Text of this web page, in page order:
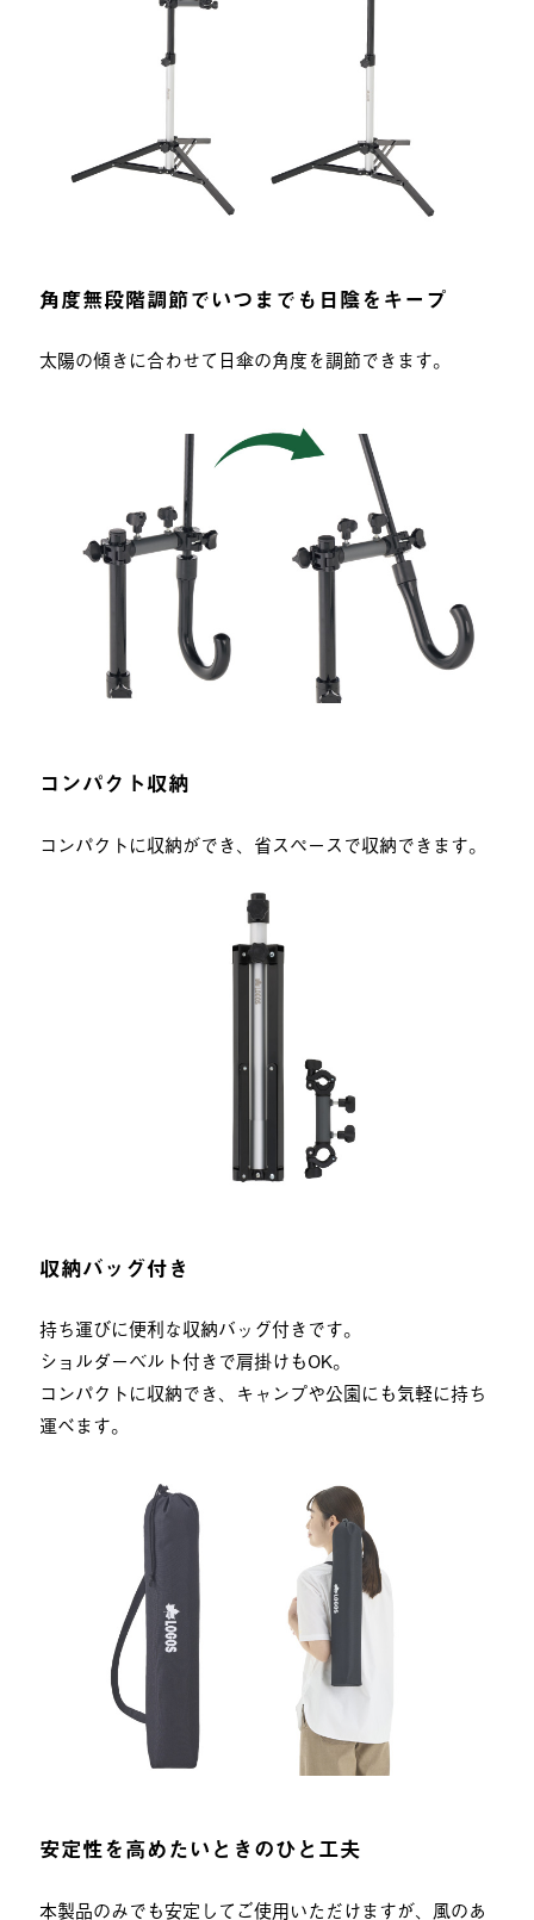
角度無段階調節でいつまでも日陰をキープ
太陽の傾きに合わせて日傘の角度を調節できます。
コンパクト収納
コンパクトに収納ができ、省スペースで収納できます。
収納バッグ付き
持ち運びに便利な収納バッグ付きです。
ショルダーベルト付きで肩掛けもOK。
コンパクトに収納でき、キャンプや公園にも気軽に持ち
運べます。
安定性を高めたいときのひと工夫
本製品のみでも安定してご使用いただけますが、風のあ